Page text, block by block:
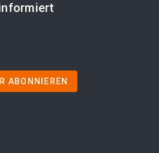
ABONNIEREN